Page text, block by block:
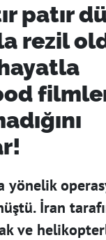
patır
rezil
yönelik
İran
ve